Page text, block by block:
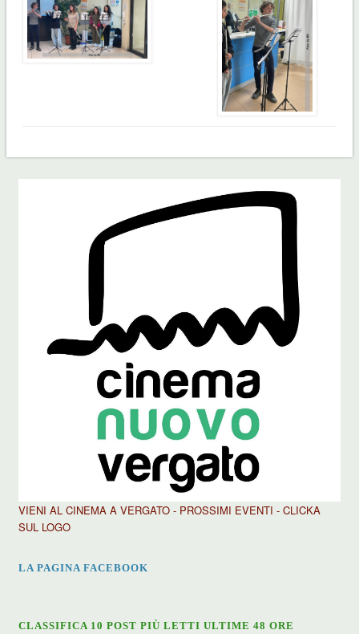
VIENI AL CINEMA A VERGATO - PROSSIMI EVENTI - CLICKA
SUL LOGO
LA PAGINA FACEBOOK
CLASSIFICA 10 POST PIÙ LETTI ULTIME 48 ORE